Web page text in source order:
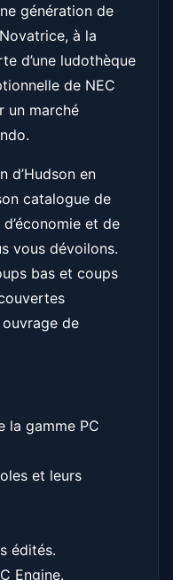
génération de
à la
d’une ludothèque
de NEC
un marché
d’Hudson en
catalogue de
et de
vous dévoilons.
bas et coups
de
la gamme PC
et leurs
édités.
Engine.